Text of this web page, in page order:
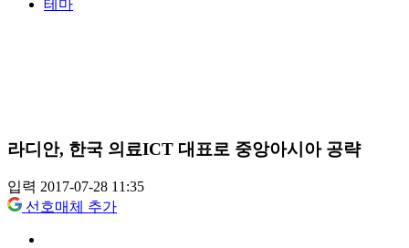
테마
라디안, 한국 의료ICT 대표로 중앙아시아 공략
입력 2017-07-28 11:35
선호매체 추가